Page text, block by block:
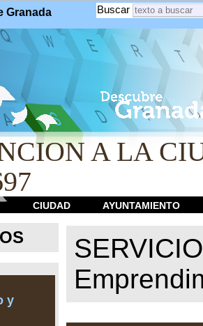
Granada Buscar
A LA
CIUDAD AYUNTAMIENTO
y